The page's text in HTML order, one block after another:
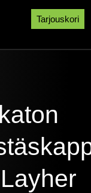
Tarjouskori